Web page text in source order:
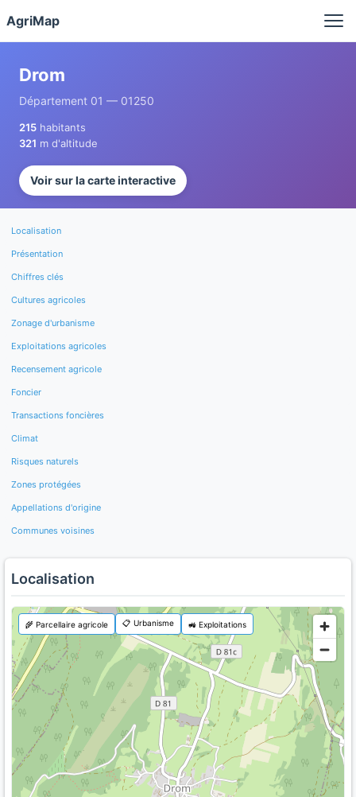
AgriMap
Drom
Département 01 — 01250
215 habitants
321 m d'altitude
Voir sur la carte interactive
Localisation
Présentation
Chiffres clés
Cultures agricoles
Zonage d'urbanisme
Exploitations agricoles
Recensement agricole
Foncier
Transactions foncières
Climat
Risques naturels
Zones protégées
Appellations d'origine
Communes voisines
Localisation
🌾 Parcellaire agricole 📋 Urbanisme 🚜 Exploitations